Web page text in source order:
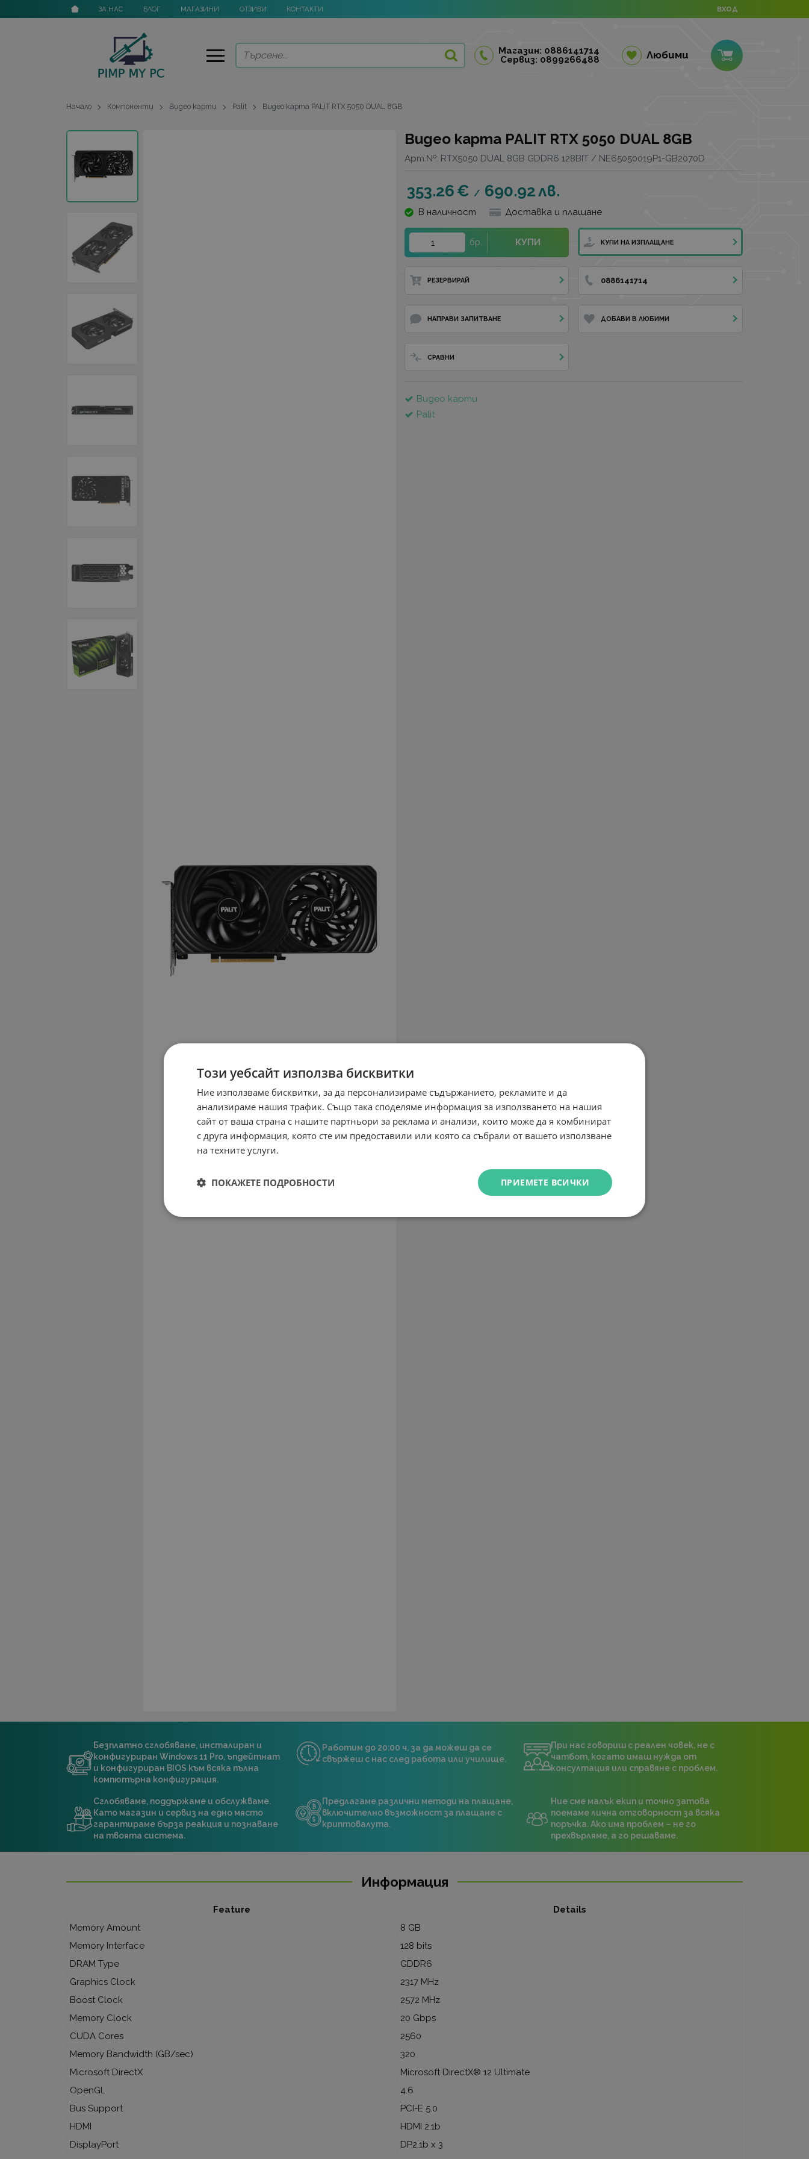
ЗА НАС БЛОГ МАГАЗИНИ ОТЗИВИ КОНТАКТИ ВХОД
Магазин: 0886141714
Сервиз: 0899266488
Любими
Начало Компоненти Видео карти Palit Видео карта PALIT RTX 5050 DUAL 8GB
Видео карта PALIT RTX 5050 DUAL 8GB
Арт.№: RTX5050 DUAL 8GB GDDR6 128BIT / NE65050019P1-GB2070D
353.26€ / 690.92лв.
В наличност Доставка и плащане
бр. КУПИ КУПИ НА ИЗПЛАЩАНЕ
РЕЗЕРВИРАЙ 0886141714
НАПРАВИ ЗАПИТВАНЕ ДОБАВИ В ЛЮБИМИ
СРАВНИ
Видео карти
Palit
Безплатно сглобяване, инсталиран и
конфигуриран Windows 11 Pro, ъпдейтнат
и конфигуриран BIOS към всяка пълна
компютърна конфигурация.
Работим до 20:00 ч, за да можеш да се
свържеш с нас след работа или училище.
При нас говориш с реален човек, не с
чатбот, когато имаш нужда от
консултация или справяне с проблем.
Сглобяваме, поддържаме и обслужваме.
Като магазин и сервиз на едно място
гарантираме бърза реакция и познаване
на твоята система.
Предлагаме различни методи на плащане,
включително възможност за плащане с
криптовалута.
Ние сме малък екип и точно затова
поемаме лична отговорност за всяка
поръчка. Ако има проблем – не го
прехвърляме, а го решаваме.
Информация
Feature
Details
Memory Amount
8 GB
Memory Interface
128 bits
DRAM Type
GDDR6
Graphics Clock
2317 MHz
Boost Clock
2572 MHz
Memory Clock
20 Gbps
CUDA Cores
2560
Memory Bandwidth (GB/sec)
320
Microsoft DirectX
Microsoft DirectX® 12 Ultimate
OpenGL
4.6
Bus Support
PCI-E 5.0
HDMI
HDMI 2.1b
DisplayPort
DP2.1b x 3
Този уебсайт използва бисквитки
Ние използваме бисквитки, за да персонализираме съдържанието, рекламите и да
анализираме нашия трафик. Също така споделяме информация за използването на нашия
сайт от ваша страна с нашите партньори за реклама и анализи, които може да я комбинират
с друга информация, която сте им предоставили или която са събрали от вашето използване
на техните услуги.
ПРИЕМЕТЕ ВСИЧКИ
ПОКАЖЕТЕ ПОДРОБНОСТИ